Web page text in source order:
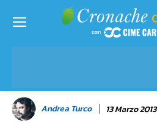
Andrea Turco 13 Marzo 2013